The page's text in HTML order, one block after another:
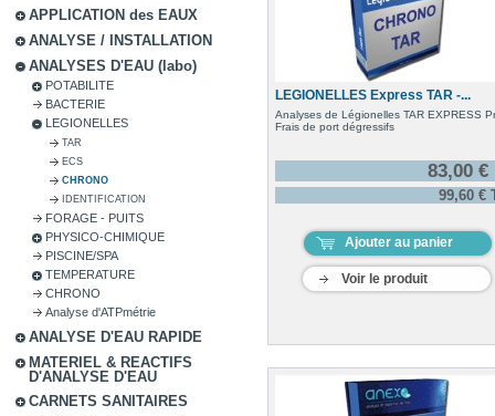
APPLICATION des EAUX
ANALYSE / INSTALLATION
ANALYSES D'EAU (labo)
POTABILITE
BACTERIE
LEGIONELLES
TAR
ECS
CHRONO
IDENTIFICATION
FORAGE - PUITS
PHYSICO-CHIMIQUE
PISCINE/SPA
TEMPERATURE
CHRONO
Analyse d'ATPmétrie
ANALYSE D'EAU RAPIDE
MATERIEL & REACTIFS
D'ANALYSE D'EAU
CARNETS SANITAIRES
LEGIONELLES Express TAR -...
Analyses de Légionelles TAR EXPRESS
Frais de port dégressifs
83,00 €
99,60 €
Ajouter au panier
Voir le produit